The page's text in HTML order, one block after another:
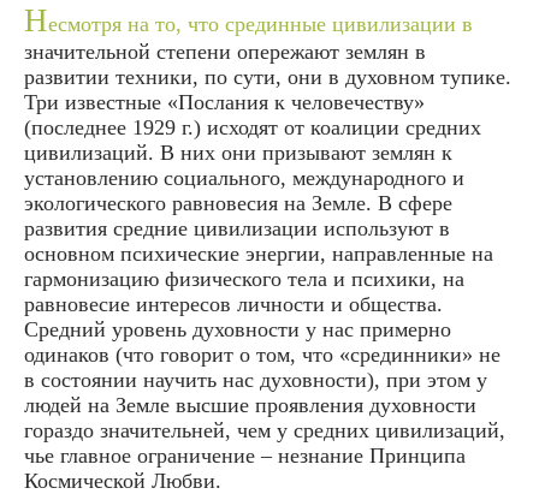
Несмотря на то, что срединные цивилизации в
значительной степени опережают землян в
развитии техники, по сути, они в духовном тупике.
Три известные «Послания к человечеству»
(последнее 1929 г.) исходят от коалиции средних
цивилизаций. В них они призывают землян к
установлению социального, международного и
экологического равновесия на Земле. В сфере
развития средние цивилизации используют в
основном психические энергии, направленные на
гармонизацию физического тела и психики, на
равновесие интересов личности и общества.
Средний уровень духовности у нас примерно
одинаков (что говорит о том, что «срединники» не
в состоянии научить нас духовности), при этом у
людей на Земле высшие проявления духовности
гораздо значительней, чем у средних цивилизаций,
чье главное ограничение – незнание Принципа
Космической Любви.